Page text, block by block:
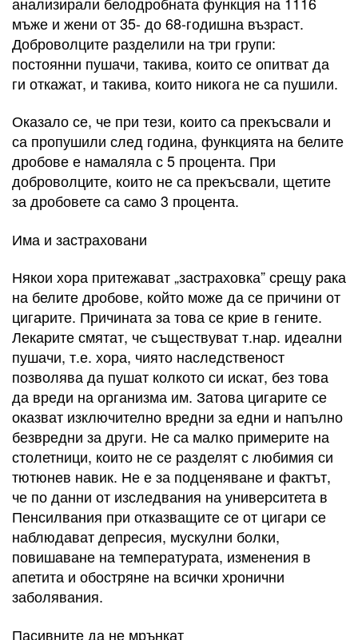
мъже и жени от 35- до 68-годишна възраст.
Доброволците разделили на три групи:
постоянни пушачи, такива, които се опитват да
ги откажат, и такива, които никога не са пушили.
Оказало се, че при тези, които са прекъсвали и
са пропушили след година, функцията на белите
дробове е намаляла с 5 процента. При
доброволците, които не са прекъсвали, щетите
за дробовете са само 3 процента.
Има и застраховани
Някои хора притежават „застраховка” срещу рака
на белите дробове, който може да се причини от
цигарите. Причината за това се крие в гените.
Лекарите смятат, че съществуват т.нар. идеални
пушачи, т.е. хора, чиято наследственост
позволява да пушат колкото си искат, без това
да вреди на организма им. Затова цигарите се
оказват изключително вредни за едни и напълно
безвредни за други. Не са малко примерите на
столетници, които не се разделят с любимия си
тютюнев навик. Не е за подценяване и фактът,
че по данни от изследвания на университета в
Пенсилвания при отказващите се от цигари се
наблюдават депресия, мускулни болки,
повишаване на температурата, изменения в
апетита и обостряне на всички хронични
заболявания.
Пасивните да не мрънкат